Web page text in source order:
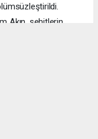
Akın, şehitlerin